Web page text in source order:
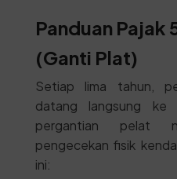
Panduan Pajak
(Ganti Plat)
Setiap lima tahun,
datang langsung ke
pergantian pelat
pengecekan fisik
ini: